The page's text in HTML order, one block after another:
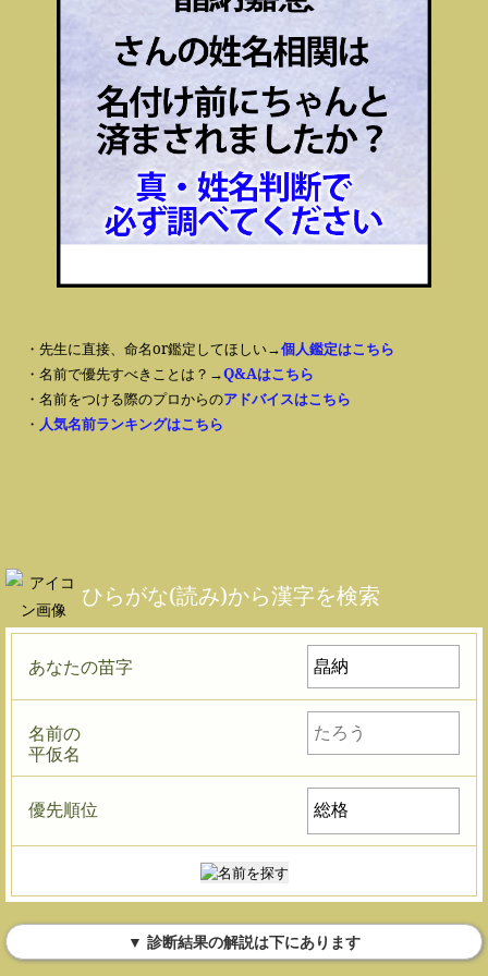
・先生に直接、命名or鑑定してほしい→個人鑑定はこちら
・名前で優先すべきことは？→Q&Aはこちら
・名前をつける際のプロからのアドバイスはこちら
・ 人気名前ランキングはこちら
ひらがな(読み)から漢字を検索
あなたの苗字
名前の
平仮名
優先順位
▼ 診断結果の解説は下にあります